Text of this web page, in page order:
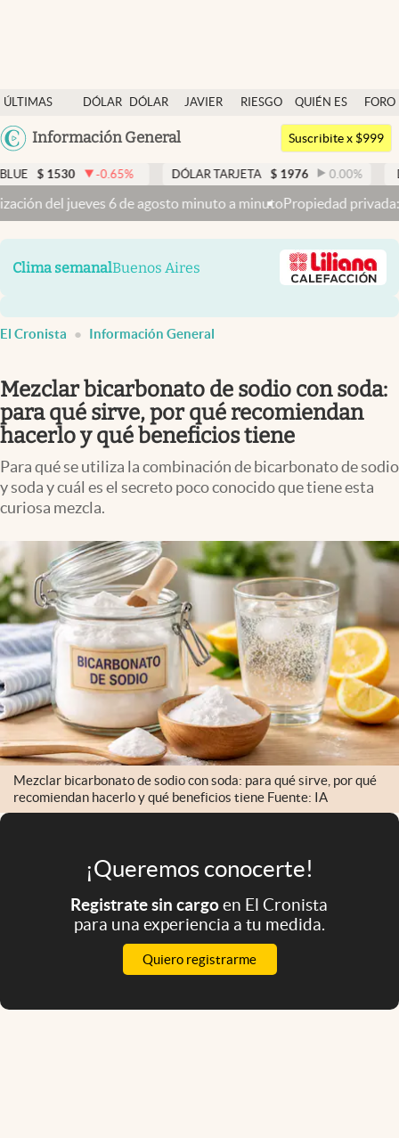
ÚLTIMAS
NOTICIAS
DÓLAR
DÓLAR
JAVIER
RIESGO
QUIÉN ES
QUIÉN
FORO
Argentina
México
USA
Colombia
Uruguay
Información General
Dólar
Members
Economía y Política
Finanzas y Mercados
Mercados Online
Negocios
Otras secciones
Infotechnology
Clase
Clima
Mundial 2026
Eventos Corporativos
El Cronista Studio
Mediakit
abre en nueva pestaña
Argentina
Suscribite x $999
-0.65 % DÓLAR TARJETA $ 1976 0.00% DÓLAR MEP
a minutoPropiedad privada: mientras el Senado discute la el
Clima semanalBuenos Aires
El Cronista Información General
Mezclar bicarbonato de sodio con soda:
para qué sirve, por qué recomiendan
hacerlo y qué beneficios tiene
Para qué se utiliza la combinación de bicarbonato de sodio
y soda y cuál es el secreto poco conocido que tiene esta
curiosa mezcla.
Mezclar bicarbonato de sodio con soda: para qué sirve, por qué
recomiendan hacerlo y qué beneficios tiene Fuente: IA
¡Queremos conocerte!
Registrate sin cargoen El Cronista
para una experiencia a tu medida.
Quiero registrarme